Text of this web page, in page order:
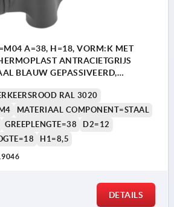
A=38, H=18, VORM:K MET
ANTRACIETGRIJS
BLAUW GEPASSIVEERD,
RAL 3020
MATERIAAL COMPONENT=STAAL
GREEPLENGTE=38
D2=12
H1=8,5
DETAILS